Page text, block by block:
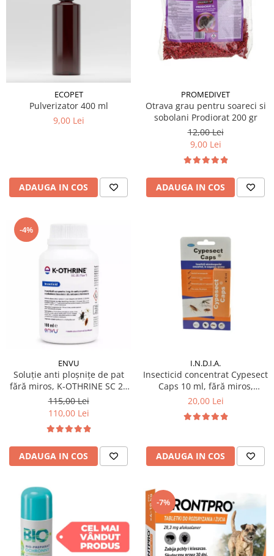
ECOPET
Pulverizator 400 ml
9,00 Lei
ADAUGA IN COS
PROMEDIVET
Otrava grau pentru soareci si
sobolani Prodiorat 200 gr
12,00 Lei
9,00 Lei
ADAUGA IN COS
-4%
ENVU
Soluție anti ploșnițe de pat
fără miros, K-OTHRINE SC 25
Flow 100 ml
115,00 Lei
110,00 Lei
ADAUGA IN COS
I.N.D.I.A.
Insecticid concentrat Cypesect
Caps 10 ml, fără miros,
eficient contra gândacilor,
20,00 Lei
ADAUGA IN COS
-7%